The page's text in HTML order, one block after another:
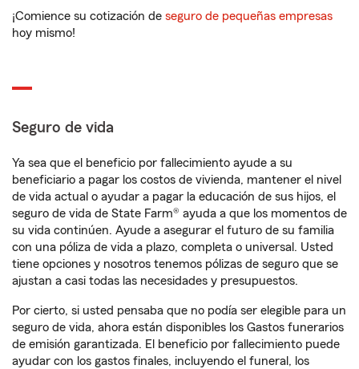
¡Comience su cotización de seguro de pequeñas empresas
hoy mismo!
Seguro de vida
Ya sea que el beneficio por fallecimiento ayude a su
beneficiario a pagar los costos de vivienda, mantener el nivel
de vida actual o ayudar a pagar la educación de sus hijos, el
seguro de vida de State Farm® ayuda a que los momentos de
su vida continúen. Ayude a asegurar el futuro de su familia
con una póliza de vida a plazo, completa o universal. Usted
tiene opciones y nosotros tenemos pólizas de seguro que se
ajustan a casi todas las necesidades y presupuestos.
Por cierto, si usted pensaba que no podía ser elegible para un
seguro de vida, ahora están disponibles los Gastos funerarios
de emisión garantizada. El beneficio por fallecimiento puede
ayudar con los gastos finales, incluyendo el funeral, los